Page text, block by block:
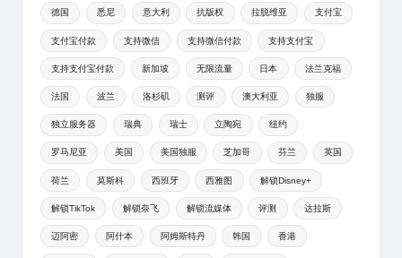
德国 悉尼 意大利 抗版权 拉脱维亚 支付宝
支付宝付款 支持微信 支持微信付款 支持支付宝
支持支付宝付款 新加坡 无限流量 日本 法兰克福
法国 波兰 洛杉矶 测评 澳大利亚 独服
独立服务器 瑞典 瑞士 立陶宛 纽约
罗马尼亚 美国 美国独服 芝加哥 芬兰 英国
荷兰 莫斯科 西班牙 西雅图 解锁Disney+
解锁TikTok 解锁奈飞 解锁流媒体 评测 达拉斯
迈阿密 阿什本 阿姆斯特丹 韩国 香港